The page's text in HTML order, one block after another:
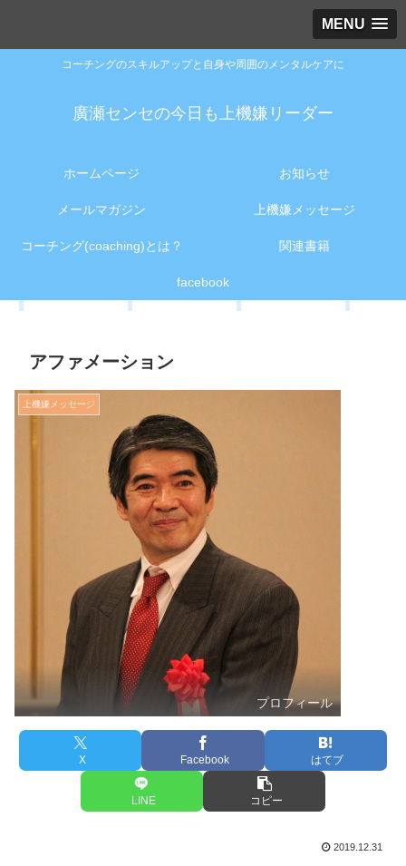
MENU
コーチングのスキルアップと自身や周囲のメンタルケアに
廣瀬センセの今日も上機嫌リーダー
ホームページ お知らせ
メールマガジン 上機嫌メッセージ
コーチング(coaching)とは？ 関連書籍
facebook
アファメーション
上機嫌メッセージ
プロフィール
X Facebook はてブ
LINE コピー
2019.12.31